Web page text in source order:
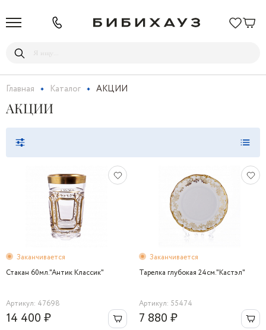
Главная Каталог АКЦИИ
АКЦИИ
Заканчивается
Стакан 60мл."Антик Классик"
Артикул: 47698
14 400 ₽
Заканчивается
Тарелка глубокая 24см."Кастэл"
Артикул: 55474
7 880 ₽